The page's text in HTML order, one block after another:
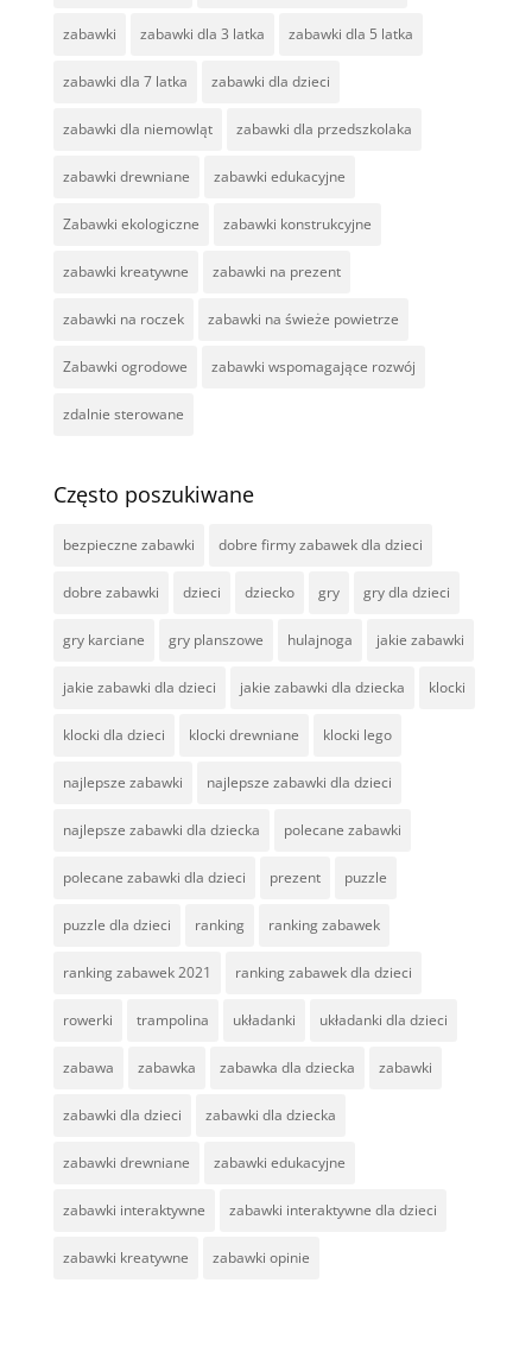
zabawki zabawki dla 3 latka zabawki dla 5 latka
zabawki dla 7 latka zabawki dla dzieci
zabawki dla niemowląt zabawki dla przedszkolaka
zabawki drewniane zabawki edukacyjne
Zabawki ekologiczne zabawki konstrukcyjne
zabawki kreatywne zabawki na prezent
zabawki na roczek zabawki na świeże powietrze
Zabawki ogrodowe zabawki wspomagające rozwój
zdalnie sterowane
Często poszukiwane
bezpieczne zabawki dobre firmy zabawek dla dzieci
dobre zabawki dzieci dziecko gry gry dla dzieci
gry karciane gry planszowe hulajnoga jakie zabawki
jakie zabawki dla dzieci jakie zabawki dla dziecka klocki
klocki dla dzieci klocki drewniane klocki lego
najlepsze zabawki najlepsze zabawki dla dzieci
najlepsze zabawki dla dziecka polecane zabawki
polecane zabawki dla dzieci prezent puzzle
puzzle dla dzieci ranking ranking zabawek
ranking zabawek 2021 ranking zabawek dla dzieci
rowerki trampolina układanki układanki dla dzieci
zabawa zabawka zabawka dla dziecka zabawki
zabawki dla dzieci zabawki dla dziecka
zabawki drewniane zabawki edukacyjne
zabawki interaktywne zabawki interaktywne dla dzieci
zabawki kreatywne zabawki opinie